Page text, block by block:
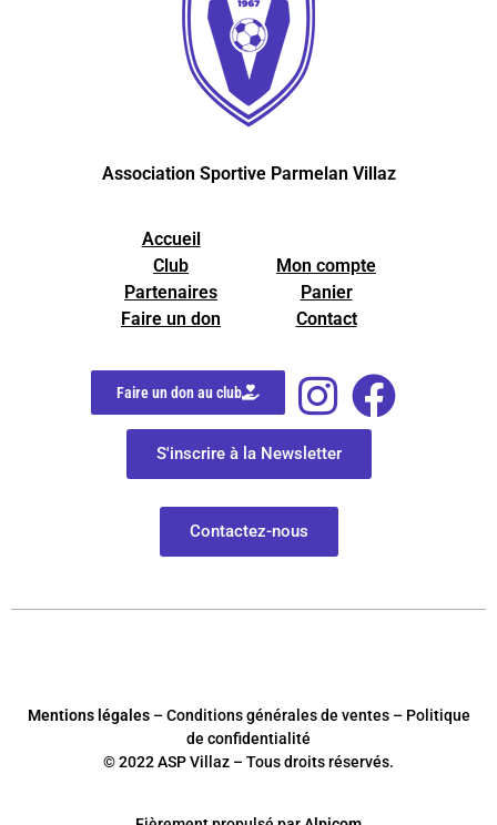
Association Sportive Parmelan Villaz
Accueil
Club
Partenaires
Faire un don
Mon compte
Panier
Contact
Faire un don au club
S'inscrire à la Newsletter
Contactez-nous
Mentions légales– Conditions générales de ventes – Politique
de confidentialité
© 2022 ASP Villaz – Tous droits réservés.